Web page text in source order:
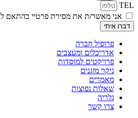
TEL
אני מאשר/ת את מסירת פרטיי בהתאם ל
דברו איתי
פרופיל חברה
אדריכלים ומעצבים
פרויקטים למוסדות
ניקוי מזגנים
מאמרים
שאלות נפוצות
גלריה
צרו קשר